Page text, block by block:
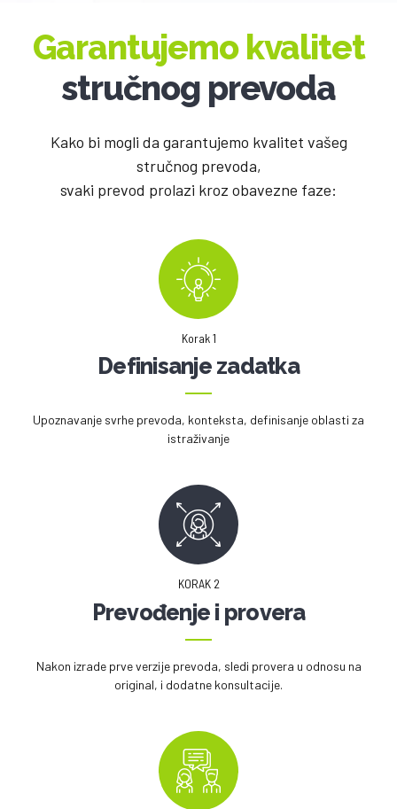
Garantujemo kvalitet
stručnog prevoda
Kako bi mogli da garantujemo kvalitet vašeg
stručnog prevoda,
Korak 1
Definisanje zadatka
Upoznavanje svrhe prevoda, konteksta, definisanje oblasti za
KORAK 2
Prevođenje i provera
Nakon izrade prve verzije prevoda, sledi provera u odnosu na